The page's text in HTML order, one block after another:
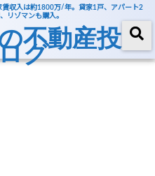
収入は約1800万/年。貸家1戸、アパート2
リゾマンも購入。
不動産投
グ